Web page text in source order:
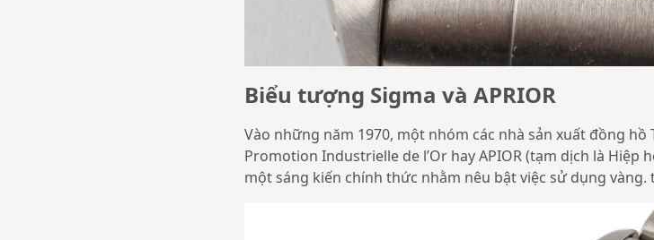
Biểu tượng Sigma và APRIOR
Vào những năm 1970, một nhóm các nhà sản xuất đồng hồ
Promotion Industrielle de l’Or hay APIOR (tạm dịch là Hiệp
một sáng kiến ​​chính thức nhằm nêu bật việc sử dụng vàng.